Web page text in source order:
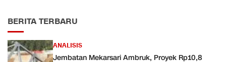
BERITA TERBARU
ANALISIS
Jembatan Mekarsari Ambruk, Proyek Rp10,8